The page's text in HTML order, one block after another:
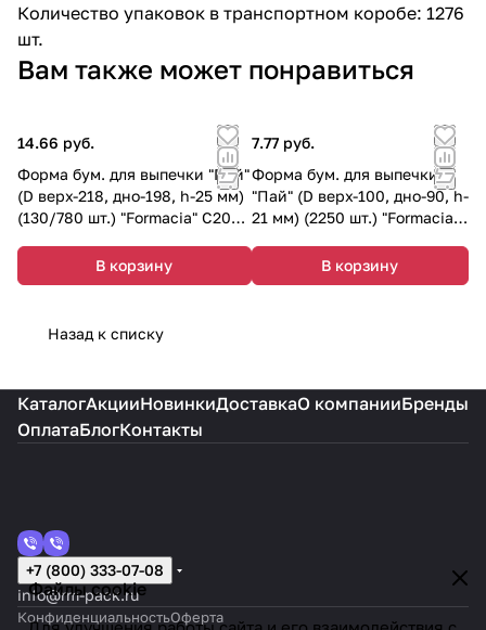
Количество упаковок в транспортном коробе: 1276
шт.
Вам также может понравиться
14.66 руб.
Форма бум. для выпечки "Пай"
(D верх-218, дно-198, h-25 мм)
(130/780 шт.) "Formacia" C200-
В корзину
7.77 руб.
Форма бум. для выпечки
"Пай" (D верх-100, дно-90, h-
21 мм) (2250 шт.) "Formacia"
В корзину
Назад к списку
Файлы cookie
КаталогАкцииНовинкиДоставкаО компанииБренды
ОплатаБлогКонтакты
+7 (800) 333-07-08
info@rm-pack.ru
КонфиденциальностьОферта